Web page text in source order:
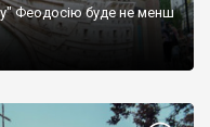
Феодосію буде не менш